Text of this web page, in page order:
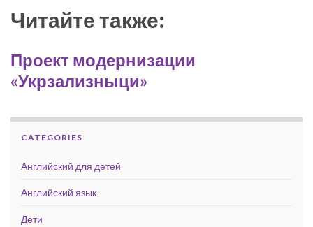
Читайте также:
Проект модернизации
«Укрзализныци»
CATEGORIES
Английский для детей
Английский язык
Дети